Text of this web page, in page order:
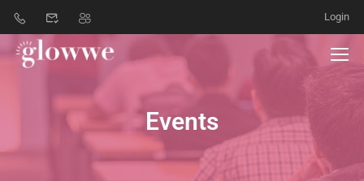
Login
Events